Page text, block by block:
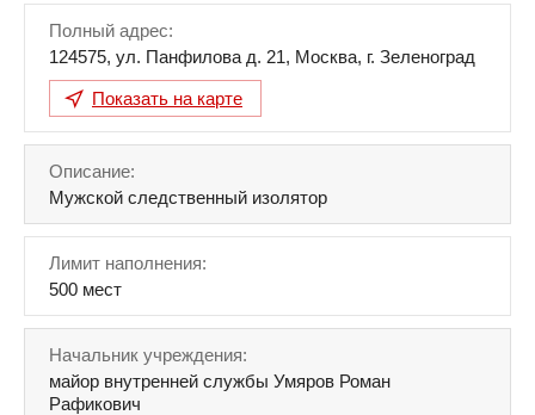
Полный адрес:
124575, ул. Панфилова д. 21, Москва, г. Зеленоград
Показать на карте
Описание:
Мужской следственный изолятор
Лимит наполнения:
500 мест
Начальник учреждения:
майор внутренней службы Умяров Роман
Рафикович